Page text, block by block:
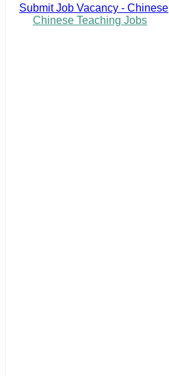
Submit Job Vacancy - Chinese
Chinese Teaching Jobs